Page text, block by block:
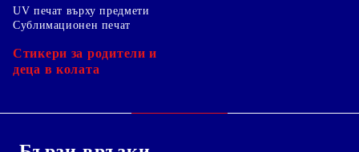
UV печат върху предмети
Сублимационен печат
Стикери за родители и
деца в колата